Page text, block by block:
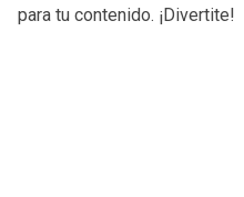
para tu contenido. ¡Divertite!